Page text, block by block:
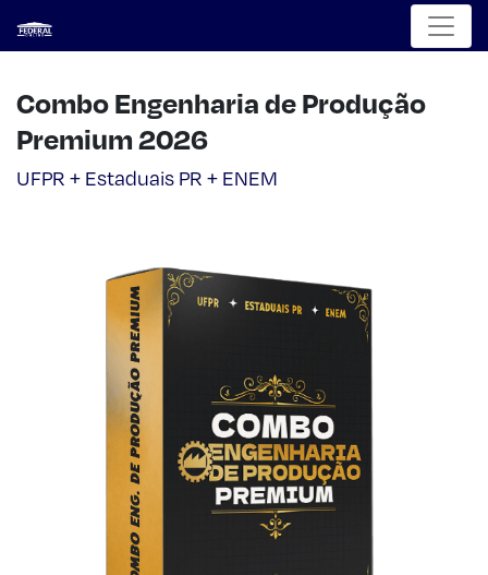
Menu
Combo Engenharia de Produção
Premium 2026
UFPR + Estaduais PR + ENEM